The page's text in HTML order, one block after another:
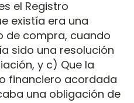
el Registro
existía era una
de compra, cuando
sido una resolución
y c) Que la
financiero acordada
una obligación de